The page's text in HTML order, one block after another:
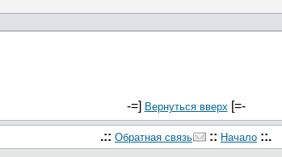
-=] Вернуться вверх [=-
.:: Обратная связь :: Начало ::.